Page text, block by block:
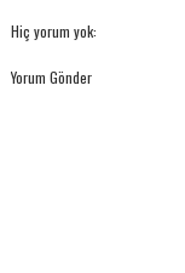
Hiç yorum yok:
Yorum Gönder